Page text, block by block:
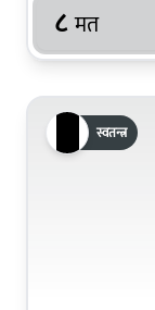
८ मत
स्वतन्त्र